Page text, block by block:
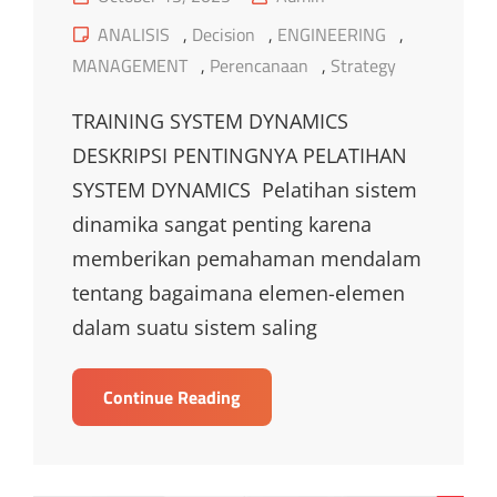
on
Cat
Links
ANALISIS , Decision , ENGINEERING ,
MANAGEMENT , Perencanaan , Strategy
TRAINING SYSTEM DYNAMICS
DESKRIPSI PENTINGNYA PELATIHAN
SYSTEM DYNAMICS Pelatihan sistem
dinamika sangat penting karena
memberikan pemahaman mendalam
tentang bagaimana elemen-elemen
dalam suatu sistem saling
Continue ReadingTRAINING
SYSTEM